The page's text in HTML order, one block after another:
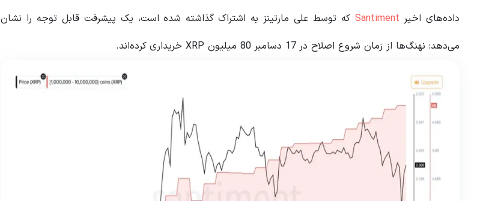
داده‌های اخیر Santimentکه توسط علی مارتینز به اشتراک گذاشته شده است، یک پیشرفت قابل توجه را نشان
می‌دهد: نهنگ‌ها از زمان شروع اصلاح در 17 دسامبر 80 میلیون XRP خریداری کرده‌اند.